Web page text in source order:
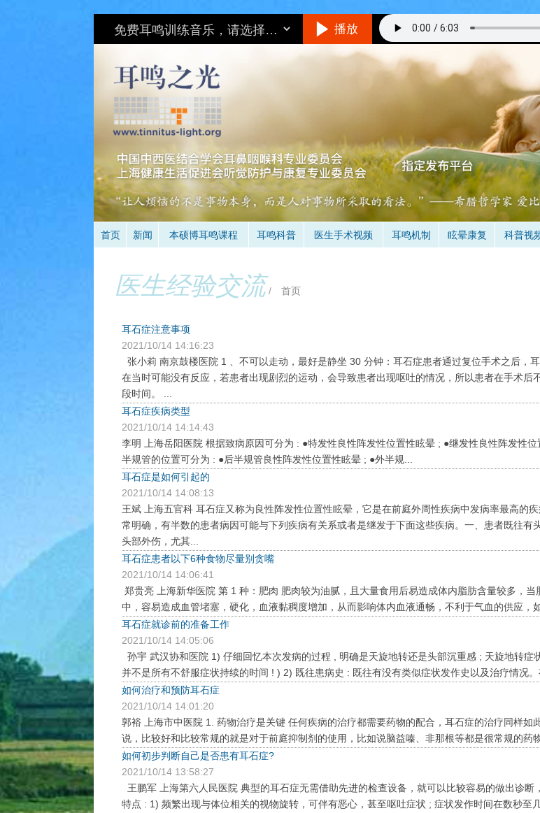
播放
听音乐的方法
在一个相对安静的地方，最好不要用插入
与耳鸣的响度差不多，就是说你仔细听可以听
不要做用脑的事情，保持全神贯注的
是当耳鸣和音乐同时存在时，你只听到了音乐的声音
时间：3次/天（睡前一次最重要），多于30分钟/次，1-
首页 新闻 本硕博耳鸣课程 耳鸣科普 医生手术视频 耳鸣机制 眩晕康复 科普视
医生经验交流 /首页
耳石症注意事项
2021/10/14 14:16:23
张小莉 南京鼓楼医院 1 、不可以走动，最好是静坐 30 分钟：耳石症患者通过复位手术之后，
在当时可能没有反应，若患者出现剧烈的运动，会导致患者出现呕吐的情况，所以患者在手术后
段时间。 ...
耳石症疾病类型
2021/10/14 14:14:43
李明 上海岳阳医院 根据致病原因可分为 : ●特发性良性阵发性位置性眩晕 ; ●继发性良性阵发性
半规管的位置可分为 : ●后半规管良性阵发性位置性眩晕 ; ●外半规...
耳石症是如何引起的
2021/10/14 14:08:13
王斌 上海五官科 耳石症又称为良性阵发性位置性眩晕，它是在前庭外周性疾病中发病率最高的
常明确，有半数的患者病因可能与下列疾病有关系或者是继发于下面这些疾病。一、患者既往有
头部外伤，尤其...
耳石症患者以下6种食物尽量别贪嘴
2021/10/14 14:06:41
郑贵亮 上海新华医院 第 1 种：肥肉 肥肉较为油腻，且大量食用后易造成体内脂肪含量较多，当
中，容易造成血管堵塞，硬化，血液黏稠度增加，从而影响体内血液通畅，不利于气血的供应，
耳石症就诊前的准备工作
2021/10/14 14:05:06
孙宇 武汉协和医院 1) 仔细回忆本次发病的过程 , 明确是天旋地转还是头部沉重感 ; 天旋地转症
并不是所有不舒服症状持续的时间 ! ) 2) 既往患病史 : 既往有没有类似症状发作史以及治疗情况。
如何治疗和预防耳石症
2021/10/14 14:01:20
郭裕 上海市中医院 1. 药物治疗是关键 任何疾病的治疗都需要药物的配合，耳石症的治疗同样如
说，比较好和比较常规的就是对于前庭抑制剂的使用，比如说脑益嗪、非那根等都是很常规的药
如何初步判断自己是否患有耳石症?
2021/10/14 13:58:27
王鹏军 上海第六人民医院 典型的耳石症无需借助先进的检查设备，就可以比较容易的做出诊断
特点 : 1) 频繁出现与体位相关的视物旋转，可伴有恶心，甚至呕吐症状 ; 症状发作时间在数秒至